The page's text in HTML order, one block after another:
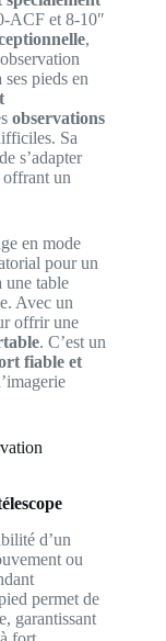
ACF et 8-10″
,
pieds en
observations
Sa
s’adapter
offrant un
en mode
pour un
une table
Avec un
offrir une
. C’est un
fiable et
d’un
ou
permet de
garantissant